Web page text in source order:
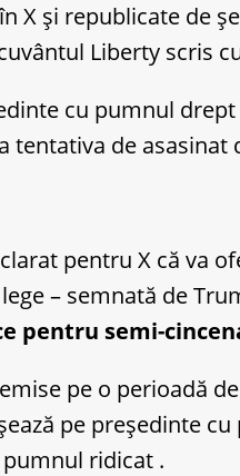
X și republicate de
Liberty scris
cu pumnul
tentativa de
pentru X că va
– semnată de
pentru semi-
pe o perioadă
pe președinte
ridicat .